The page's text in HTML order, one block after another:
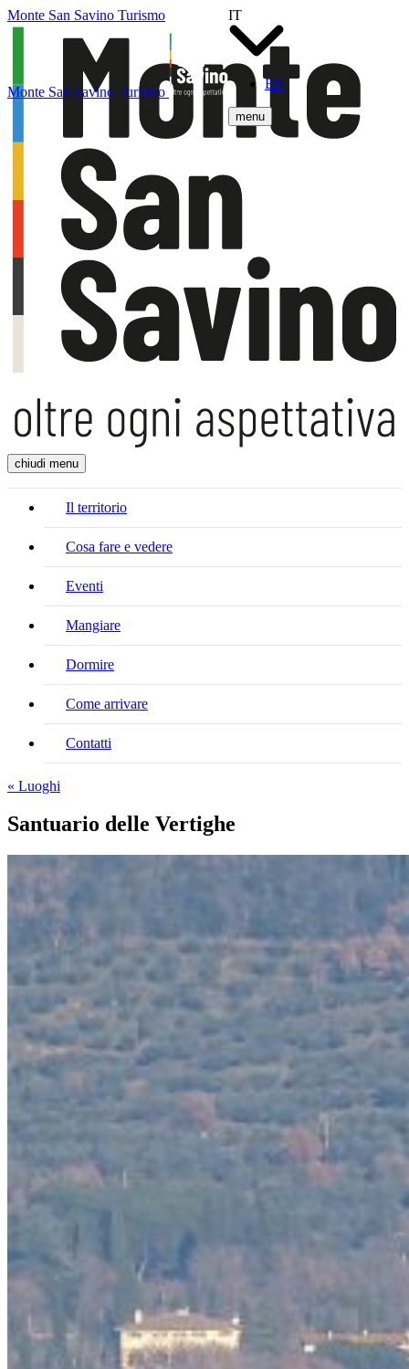
Monte San Savino Turismo
IT
EN
menu
Monte San Savino Turismo
chiudi menu
Il territorio
Cosa fare e vedere
Eventi
Mangiare
Dormire
Come arrivare
Contatti
« Luoghi
Santuario delle Vertighe